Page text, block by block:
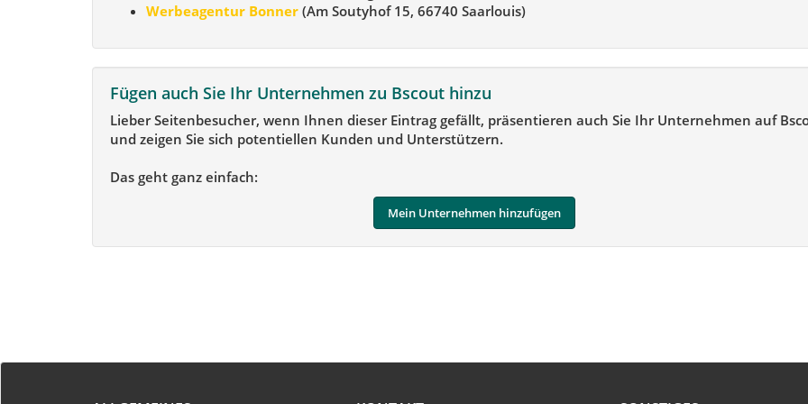
Werbeagentur Bonner (Am Soutyhof 15, 66740 Saarlouis)
Fügen auch Sie Ihr Unternehmen zu Bscout hinzu
Lieber Seitenbesucher, wenn Ihnen dieser Eintrag gefällt, präsentieren auch Sie Ihr Unternehmen auf
und zeigen Sie sich potentiellen Kunden und Unterstützern.
Das geht ganz einfach:
Mein Unternehmen hinzufügen